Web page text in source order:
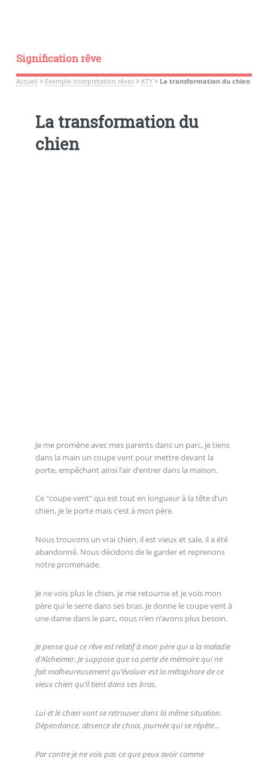
Signification rêve
Accueil > Exemple interprétation rêves> KTY> La transformation du chien
La transformation du
chien
Je me promène avec mes parents dans un parc, je tiens
dans la main un coupe vent pour mettre devant la
porte, empêchant ainsi l’air d’entrer dans la maison.
Ce "coupe vent" qui est tout en longueur à la tête d’un
chien, je le porte mais c’est à mon père.
Nous trouvons un vrai chien, il est vieux et sale, il a été
abandonné. Nous décidons de le garder et reprenons
notre promenade.
Je ne vois plus le chien, je me retourne et je vois mon
père qui le serre dans ses bras. Je donne le coupe vent à
une dame dans le parc, nous n’en n’avons plus besoin.
Je pense que ce rêve est relatif à mon père qui a la maladie
d’Alzheimer. Je suppose que sa perte de mémoire qui ne
fait malheureusement qu’évoluer est la métaphore de ce
vieux chien qu’il tient dans ses bras.
Lui et le chien vont se retrouver dans la même situation.
Dépendance, absence de choix, journée qui se répète...
Par contre je ne vois pas ce que peux avoir comme